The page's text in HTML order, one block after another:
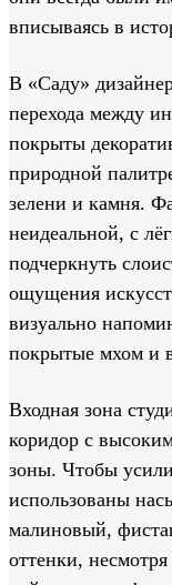
вписываясь в
В «Саду»
перехода между
покрыты
природной
зелени и камня.
неидеальной, с
подчеркнуть
ощущения
визуально
покрытые мхом и
Входная зона
коридор с
зоны. Чтобы
использованы
малиновый,
оттенки,